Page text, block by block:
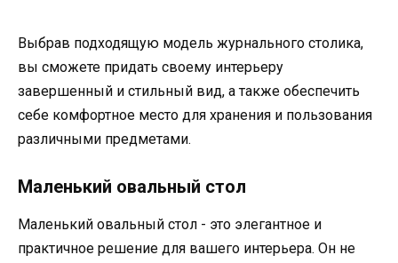
Выбрав подходящую модель журнального столика,
вы сможете придать своему интерьеру
завершенный и стильный вид, а также обеспечить
себе комфортное место для хранения и пользования
различными предметами.
Маленький овальный стол
Маленький овальный стол - это элегантное и
практичное решение для вашего интерьера. Он не